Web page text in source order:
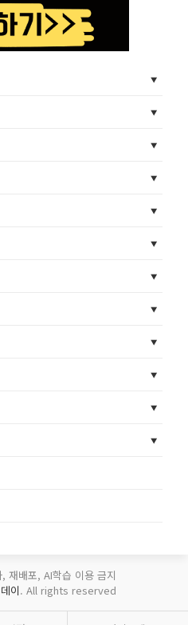
재배포, AI학습 이용 금지
이. All rights reserved